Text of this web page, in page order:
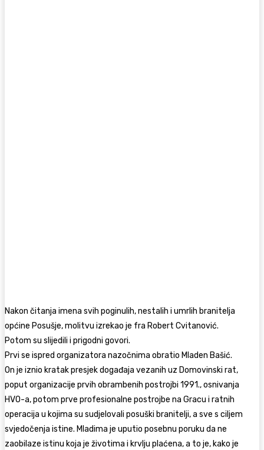
Nakon čitanja imena svih poginulih, nestalih i umrlih branitelja
općine Posušje, molitvu izrekao je fra Robert Cvitanović.
Potom su slijedili i prigodni govori.
Prvi se ispred organizatora nazočnima obratio Mladen Bašić.
On je iznio kratak presjek događaja vezanih uz Domovinski rat,
poput organizacije prvih obrambenih postrojbi 1991., osnivanja
HVO-a, potom prve profesionalne postrojbe na Gracu i ratnih
operacija u kojima su sudjelovali posuški branitelji, a sve s ciljem
svjedočenja istine. Mladima je uputio posebnu poruku da ne
zaobilaze istinu koja je životima i krvlju plaćena, a to je, kako je